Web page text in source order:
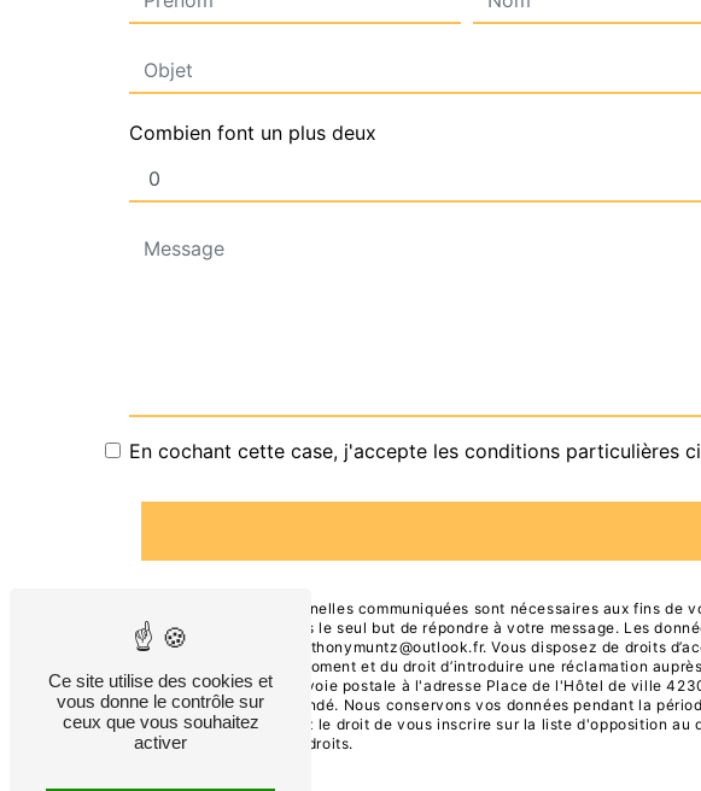
Combien font un plus deux
En cochant cette case, j'accepte les conditions particulières
** Les données personnelles communiquées sont nécessaires aux fins
ses sous-traitants dans le seul but de répondre à votre message. Les
ville 42300 Roanne anthonymuntz@outlook.fr. Vous disposez de droits
consentement à tout moment et du droit d’introduire une réclamation
exercer ces droits par voie postale à l'adresse Place de l'Hôtel de ville
pourra vous être demandé. Nous conservons vos données pendant la
contentieux. Vous avez le droit de vous inscrire sur la liste d'opposition au
d’informations sur vos droits.
Ce site utilise des cookies et
vous donne le contrôle sur
ceux que vous souhaitez
activer